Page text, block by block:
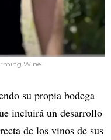
su propia bodega
incluirá un desarrollo
de los vinos de sus